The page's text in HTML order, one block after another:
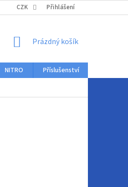
CZK Přihlášení
NÁKUPNÍ
Prázdný košík
NITRO Příslušenství